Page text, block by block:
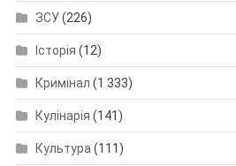
ЗСУ(226)
Історія (12)
Кримінал (1 333)
Кулінарія (141)
Культура (111)